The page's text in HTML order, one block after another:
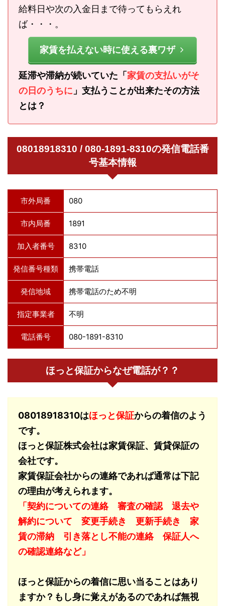
給料日や次の入金日まで待ってもらえれ
ば・・・。
家賃を払えない時に使える裏ワザ
延滞や滞納が続いていた「 家賃の支払いがそ
の日のうちに 」支払うことが出来たその方法
とは？
08018918310 / 080-1891-8310の発信電話番
号基本情報
市外局番 080
市内局番 1891
加入者番号 8310
発信番号種類 携帯電話
発信地域 携帯電話のため不明
指定事業者 不明
電話番号 080-1891-8310
ほっと保証からなぜ電話が？？
08018918310はほっと保証からの着信のよう
です。
ほっと保証株式会社は家賃保証、賃貸保証の
会社です。
家賃保証会社からの連絡であれば通常は下記
の理由が考えられます。
「契約についての連絡 審査の確認 退去や
解約について 変更手続き 更新手続き 家
賃の滞納 引き落とし不能の連絡 保証人へ
の確認連絡など」
ほっと保証からの着信に思い当ることはあり
ますか？もし身に覚えがあるのであれば無視